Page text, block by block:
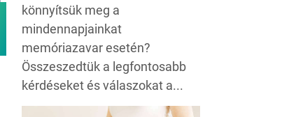
könnyítsük meg a
mindennapjainkat
memóriazavar esetén?
Összeszedtük a legfontosabb
kérdéseket és válaszokat a...